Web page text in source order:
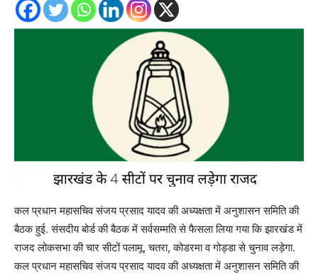
कल प्रधान महासचिव संजय प्रसाद यादव की अध्यक्षता में अनुशासन समिति की
बैठक हुई. संसदीय बोर्ड की बैठक में सर्वसम्मति से फैसला लिया गया कि झारखंड में
राजद लोकसभा की चार सीटों पलामू, चतरा, कोडरमा व गोड्डा से चुनाव लड़ेगा.
कल प्रधान महासचिव संजय प्रसाद यादव की अध्यक्षता में अनुशासन समिति की